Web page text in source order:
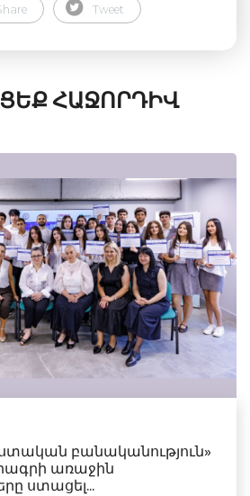
Tweet
ՀԱՋՈՐԴԻՎ
բանականություն»
առաջին
ստացել...